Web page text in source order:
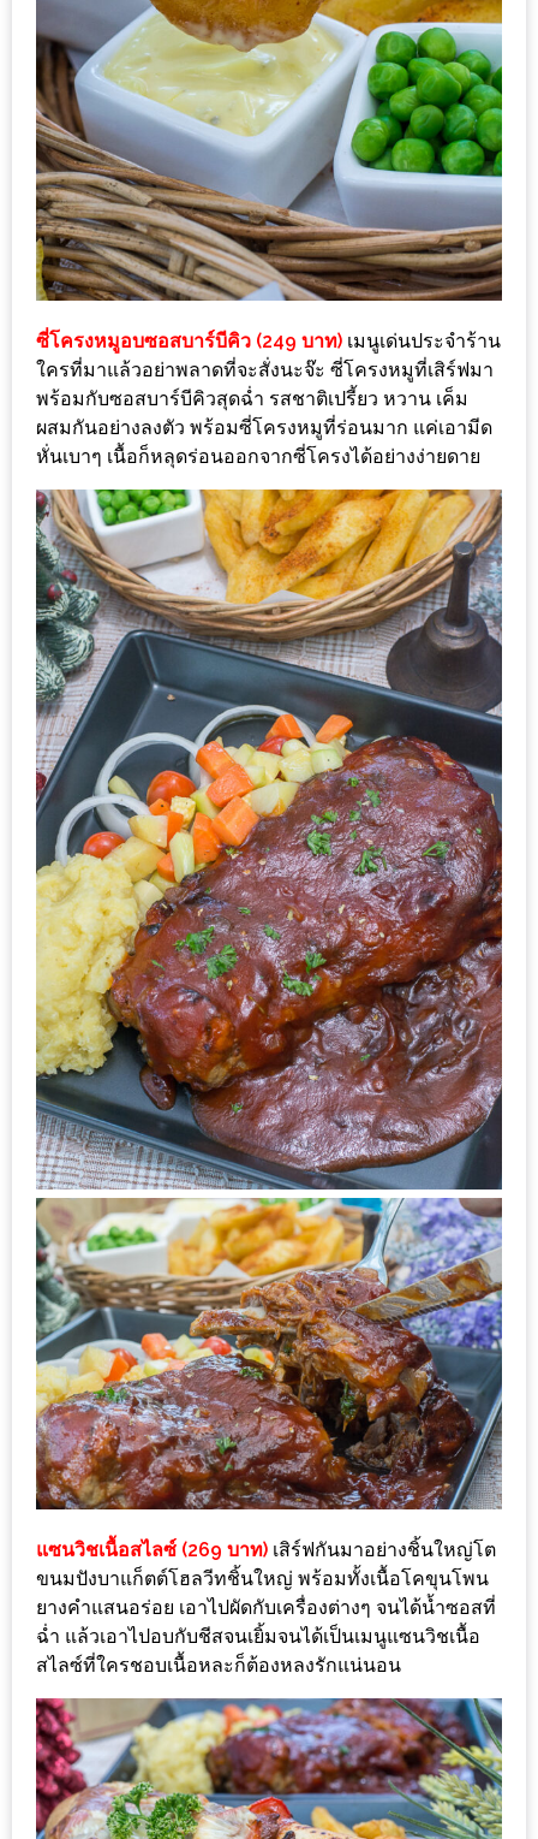
TOP
10
รีวิว
ร้าน
อาหาร
ที่
เข้า
ชม
มาก
ประจำ
ปี
2557
กิจกรรม
ชิง
รางวัล
กับ
สมาชิก
ENEWS
อ้วน
ชวน
หิว
ข้าว
อะไร
เอ่ย
อร่อย
ที่สุด?
งาน
แฟร์
เรื่อง
บ้าน
ที่
ทุก
คน
ต้อง
มา
พบ
สินค้า
เรื่อง
บ้าน
คุ้ม
ครบ
จบ
ที่
เดียว
HOMEPRO
FAIR
2017
เชียงใหม่
จัด
เต็ม
ซี่โครงหมูอบซอสบาร์บีคิว (249 บาท) เมนูเด่นประจำร้าน
ใครที่มาแล้วอย่าพลาดที่จะสั่งนะจ๊ะ ซี่โครงหมูที่เสิร์ฟมา
พร้อมกับซอสบาร์บีคิวสุดฉ่ำ รสชาติเปรี้ยว หวาน เค็ม
ผสมกันอย่างลงตัว พร้อมซี่โครงหมูที่ร่อนมาก แค่เอามีด
หั่นเบาๆ เนื้อก็หลุดร่อนออกจากซี่โครงได้อย่างง่ายดาย
แซนวิชเนื้อสไลซ์ (269 บาท) เสิร์ฟกันมาอย่างชิ้นใหญ่โต
ขนมปังบาแก็ตต์โฮลวีทชิ้นใหญ่ พร้อมทั้งเนื้อโคขุนโพน
ยางคำแสนอร่อย เอาไปผัดกับเครื่องต่างๆ จนได้น้ำซอสที่
ฉ่ำ แล้วเอาไปอบกับชีสจนเยิ้มจนได้เป็นเมนูแซนวิชเนื้อ
สไลซ์ที่ใครชอบเนื้อหละก็ต้องหลงรักแน่นอน